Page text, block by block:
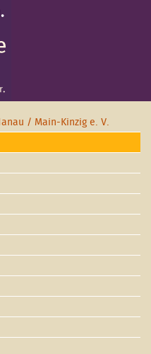
/ Main-Kinzig e. V.